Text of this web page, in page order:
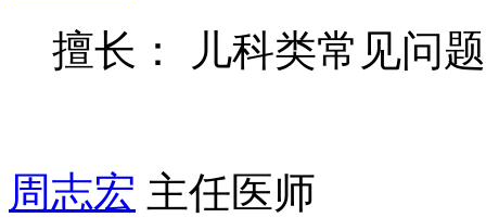
擅长： 儿科类常见问题
周志宏 主任医师